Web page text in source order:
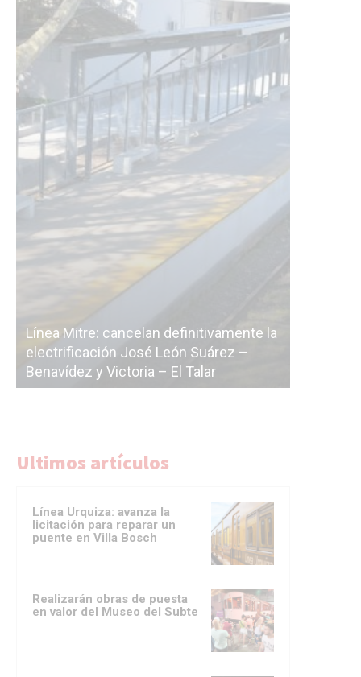
La Ciudad vuelve a postergar la
licitación de la línea F
Ultimos artículos
Línea Urquiza: avanza la
licitación para reparar un
puente en Villa Bosch
Realizarán obras de puesta
en valor del Museo del Subte